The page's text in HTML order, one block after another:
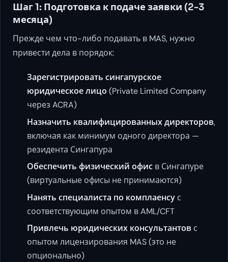
Шаг 1: Подготовка к подаче заявки (2-3
месяца)
Прежде чем что-либо подавать в MAS, нужно
привести дела в порядок:
Зарегистрировать сингапурское
юридическое лицо (Private Limited Company
через ACRA)
Назначить квалифицированных директоров,
включая как минимум одного директора —
резидента Сингапура
Обеспечить физический офис в Сингапуре
(виртуальные офисы не принимаются)
Нанять специалиста по комплаенсу с
соответствующим опытом в AML/CFT
Привлечь юридических консультантов с
опытом лицензирования MAS (это не
опционально)